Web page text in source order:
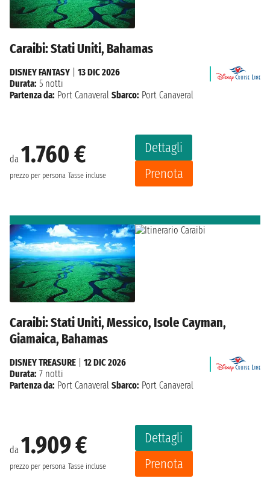
Caraibi: Stati Uniti, Bahamas
da 1.760 €
prezzo per persona Tasse incluse
Dettagli
Prenota
DISNEY FANTASY
13 DIC 2026
Durata: 5 notti
Partenza da: Port Canaveral Sbarco: Port Canaveral
Caraibi: Stati Uniti, Messico, Isole Cayman,
Giamaica, Bahamas
da 1.909 €
prezzo per persona Tasse incluse
Dettagli
Prenota
DISNEY TREASURE
12 DIC 2026
Durata: 7 notti
Partenza da: Port Canaveral Sbarco: Port Canaveral